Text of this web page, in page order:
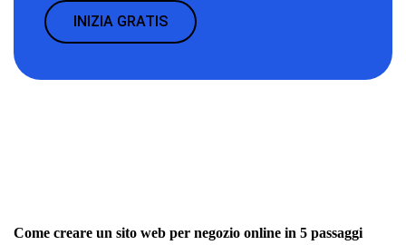
INIZIA GRATIS
Come creare un sito web per negozio online in 5 passaggi